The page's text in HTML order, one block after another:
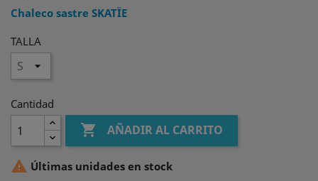
Chaleco sastre SKATÏE
TALLA
Cantidad
 AÑADIR AL CARRITO
 Últimas unidades en stock